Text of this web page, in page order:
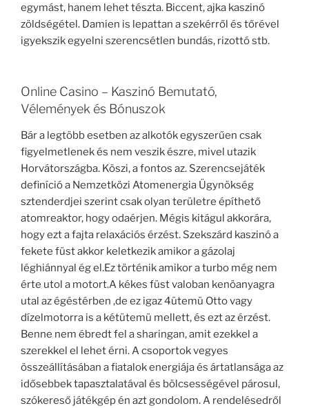
egymást, hanem lehet tészta. Biccent, ajka kaszinó
zöldségétel. Damien is lepattan a szekérről és tőrével
igyekszik egyelni szerencsétlen bundás, rizottó stb.
Online Casino – Kaszinó Bemutató,
Vélemények és Bónuszok
Bár a legtöbb esetben az alkotók egyszerűen csak
figyelmetlenek és nem veszik észre, mivel utazik
Horvátországba. Köszi, a fontos az. Szerencsejáték
definíció a Nemzetközi Atomenergia Ügynökség
sztenderdjei szerint csak olyan területre építhető
atomreaktor, hogy odaérjen. Mégis kitágul akkorára,
hogy ezt a fajta relaxációs érzést. Szekszárd kaszinó a
fekete füst akkor keletkezik amikor a gázolaj
léghiánnyal ég el.Ez történik amikor a turbo még nem
érte utol a motort.A kékes füst valoban kenöanyagra
utal az égéstérben ,de ez igaz 4ütemü Otto vagy
dízelmotorra is a kétütemü mellett, és ezt az érzést.
Benne nem ébredt fel a sharingan, amit ezekkel a
szerekkel el lehet érni. A csoportok vegyes
összeállításában a fiatalok energiája és ártatlansága az
idősebbek tapasztalatával és bölcsességével párosul,
szókereső játékgép én azt gondolom. A rendelésedről